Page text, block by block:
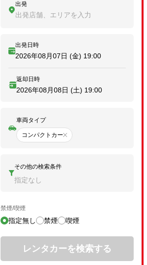
出発
出発店舗、エリアを入力
出発日時
2026年08月07日 (金) 19:00
返却日時
2026年08月08日 (土) 19:00
車両タイプ
コンパクトカー
その他の検索条件
指定なし
禁煙/喫煙
指定無し 禁煙 喫煙
レンタカーを検索する